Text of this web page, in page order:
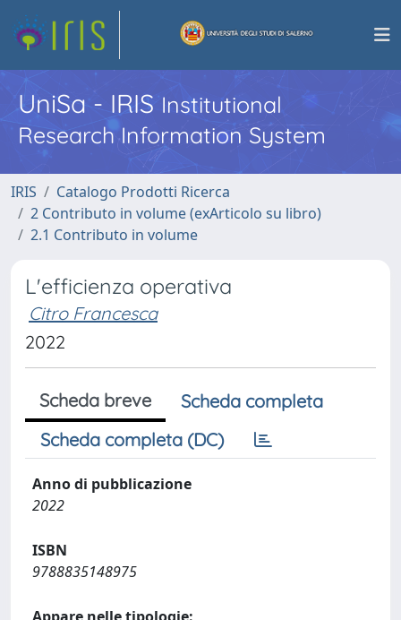
UniSa - IRISInstitutional
Research Information System
IRIS
Catalogo Prodotti Ricerca
2 Contributo in volume (exArticolo su libro)
2.1 Contributo in volume
L'efficienza operativa
Citro Francesca
2022
Scheda breve
Scheda completa
Scheda completa (DC)
Anno di pubblicazione
2022
ISBN
9788835148975